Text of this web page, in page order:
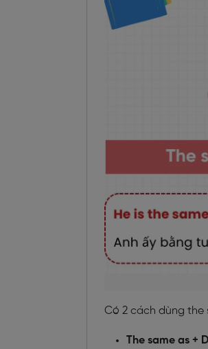
Có 2 cách dùng the
The same as +